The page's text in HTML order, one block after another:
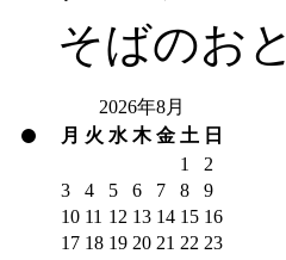
そばのおと
2026年8月
月 火 水 木 金 土 日
1
2
3
4 5 6 7 8
9
10 11 12 13 14 15 16
17 18 19 20 21 22 23